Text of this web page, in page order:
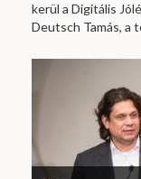
kerül a Digitális
Deutsch Tamás, a